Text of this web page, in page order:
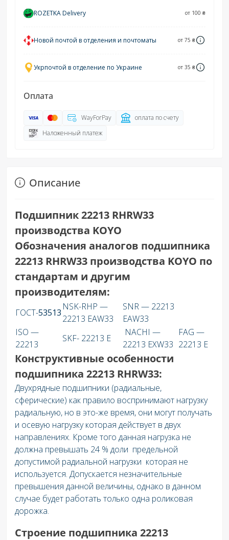
ROZETKA Delivery от 100 ₴
Новой почтой в отделения и почтоматы от 75 ₴
Укрпочтой в отделение по Украине от 35 ₴
Оплата
WayForPay
оплата по счету
Наложенный платеж
Описание
Подшипник 22213 RHRW33
производства KOYO
Обозначения аналогов подшипника
22213 RHRW33 производства KOYO по
стандартам и другим
производителям:
ГОСТ-53513
NSK-RHP —
22213 EAW33
SNR — 22213
EAW33
ISO —
22213
SKF- 22213 E
NACHI —
22213 EXW33
FAG —
22213 E
Конструктивные особенности
подшипника 22213 RHRW33:
Двухрядные подшипники (радиальные,
сферические) как правило воспринимают нагрузку
радиальную, но в это-же время, они могут получать
и осевую нагрузку которая действует в двух
направлениях. Кроме того данная нагрузка не
должна превышать 24 % доли предельной
допустимой радиальной нагрузки которая не
используется. Допускается незначительные
превышения данной величины, однако в данном
случае будет работать только одна роликовая
дорожка.
Строение подшипника 22213